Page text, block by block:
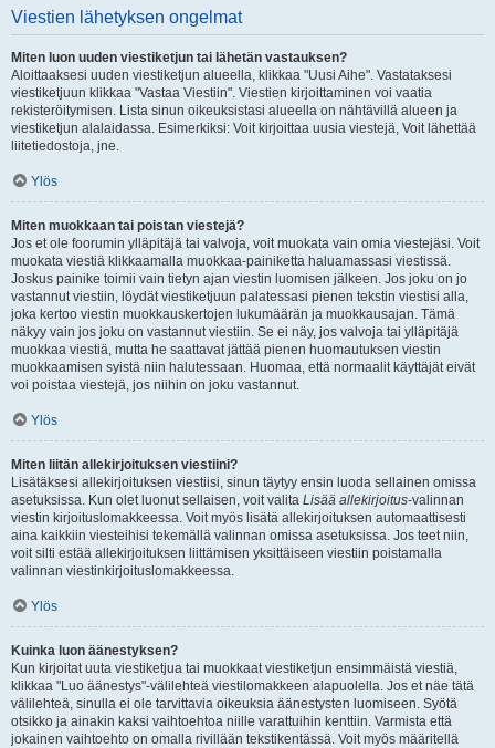
Viestien lähetyksen ongelmat
Miten luon uuden viestiketjun tai lähetän vastauksen?
Aloittaaksesi uuden viestiketjun alueella, klikkaa "Uusi Aihe". Vastataksesi
viestiketjuun klikkaa "Vastaa Viestiin". Viestien kirjoittaminen voi vaatia
rekisteröitymisen. Lista sinun oikeuksistasi alueella on nähtävillä alueen ja
viestiketjun alalaidassa. Esimerkiksi: Voit kirjoittaa uusia viestejä, Voit lähettää
liitetiedostoja, jne.
Ylös
Miten muokkaan tai poistan viestejä?
Jos et ole foorumin ylläpitäjä tai valvoja, voit muokata vain omia viestejäsi. Voit
muokata viestiä klikkaamalla muokkaa-painiketta haluamassasi viestissä.
Joskus painike toimii vain tietyn ajan viestin luomisen jälkeen. Jos joku on jo
vastannut viestiin, löydät viestiketjuun palatessasi pienen tekstin viestisi alla,
joka kertoo viestin muokkauskertojen lukumäärän ja muokkausajan. Tämä
näkyy vain jos joku on vastannut viestiin. Se ei näy, jos valvoja tai ylläpitäjä
muokkaa viestiä, mutta he saattavat jättää pienen huomautuksen viestin
muokkaamisen syistä niin halutessaan. Huomaa, että normaalit käyttäjät eivät
voi poistaa viestejä, jos niihin on joku vastannut.
Ylös
Miten liitän allekirjoituksen viestiini?
Lisätäksesi allekirjoituksen viestiisi, sinun täytyy ensin luoda sellainen omissa
asetuksissa. Kun olet luonut sellaisen, voit valita Lisää allekirjoitus-valinnan
viestin kirjoituslomakkeessa. Voit myös lisätä allekirjoituksen automaattisesti
aina kaikkiin viesteihisi tekemällä valinnan omissa asetuksissa. Jos teet niin,
voit silti estää allekirjoituksen liittämisen yksittäiseen viestiin poistamalla
valinnan viestinkirjoituslomakkeessa.
Ylös
Kuinka luon äänestyksen?
Kun kirjoitat uuta viestiketjua tai muokkaat viestiketjun ensimmäistä viestiä,
klikkaa "Luo äänestys"-välilehteä viestilomakkeen alapuolella. Jos et näe tätä
välilehteä, sinulla ei ole tarvittavia oikeuksia äänestysten luomiseen. Syötä
otsikko ja ainakin kaksi vaihtoehtoa niille varattuihin kenttiin. Varmista että
jokainen vaihtoehto on omalla rivillään tekstikentässä. Voit myös määritellä